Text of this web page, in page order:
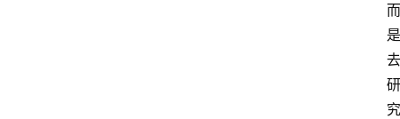
而
是
去
研
究